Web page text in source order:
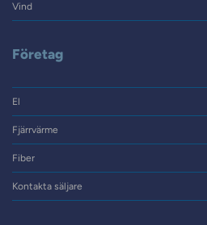
Vind
Företag
El
Fjärrvärme
Fiber
Kontakta säljare